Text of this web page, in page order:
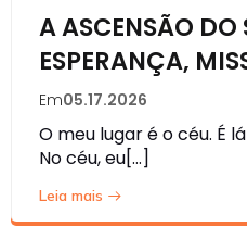
A ASCENSÃO DO
ESPERANÇA,
Em05.17.2026
O meu lugar é o céu. É
No céu, eu[…]
Leia mais